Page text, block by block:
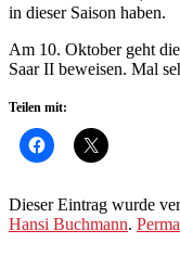
in dieser Saison haben.
Am 10. Oktober geht
Saar II beweisen. Mal
Teilen mit:
Dieser Eintrag wurde
Hansi Buchmann.